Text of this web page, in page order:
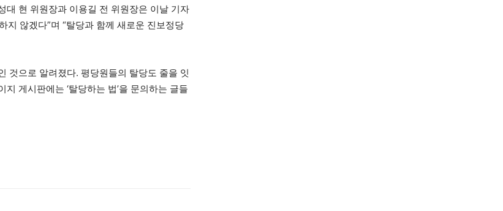
대 현 위원장과 이용길 전 위원장은 이날 기자
지 않겠다”며 “탈당과 함께 새로운 진보정당
것으로 알려졌다. 평당원들의 탈당도 줄을 잇
게시판에는 ‘탈당하는 법’을 문의하는 글들